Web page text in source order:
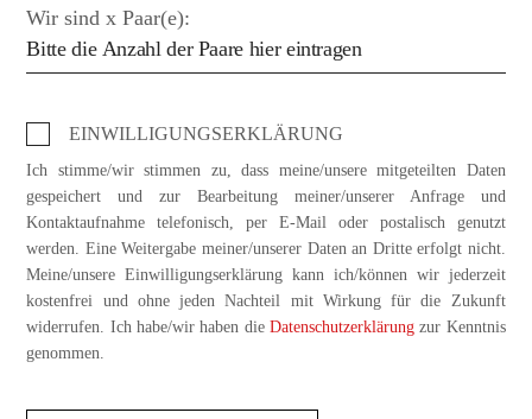
Wir sind x Paar(e):
EINWILLIGUNGSERKLÄRUNG
Ich stimme/wir stimmen zu, dass meine/unsere mitgeteilten Daten
gespeichert und zur Bearbeitung meiner/unserer Anfrage und
Kontaktaufnahme telefonisch, per E-Mail oder postalisch genutzt
werden. Eine Weitergabe meiner/unserer Daten an Dritte erfolgt nicht.
Meine/unsere Einwilligungserklärung kann ich/können wir jederzeit
kostenfrei und ohne jeden Nachteil mit Wirkung für die Zukunft
widerrufen. Ich habe/wir haben die Datenschutzerklärungzur Kenntnis
genommen.